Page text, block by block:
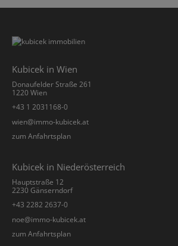
Kubicek in Wien
Donaufelder Straße 261
1220 Wien
+43 1 2031168-0
­wien@immo-kubicek.at
zum Anfahrtsplan
Kubicek in Niederösterreich
Hauptstraße 12
2230 Gänserndorf
+43 2282 2637-0
­noe@immo-kubicek.at
zum Anfahrtsplan